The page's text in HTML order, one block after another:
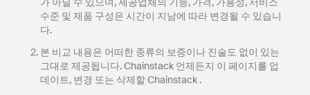
수준 및 제품 구성은 시간이 지남에 따라 변경될 수 있습니
다.
본 비교 내용은 어떠한 종류의 보증이나 진술도 없이 있는
그대로 제공됩니다. Chainstack 언제든지 이 페이지를 업
데이트, 변경 또는 삭제할 Chainstack .